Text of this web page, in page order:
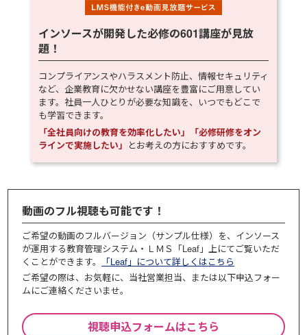
インソースが開発した必修の601講座が見放
題！
コンプライアンスやハラスメント防止、情報セキュリティ
など、企業教育に欠かせない講座を豊富にご用意してい
ます。社員一人ひとりが必要な知識を、いつでもどこで
も学習できます。
「全社員向けの教育を効率化したい」「必修研修をオン
ラインで実施したい」 とお考えの方におすすめです。
動画のフル視聴も可能です！
ご希望の動画のフルバージョン（サンプル仕様）を、インソース
が運用する教育管理システム・ＬＭＳ「Leaf」上にてご覧いただ
くことができます。
「Leaf」について詳しくはこちら
ご希望の際は、お気軽に、当社営業担当、または以下申込フォー
ムにご連絡くださいませ。
視聴申込フォームはこちら